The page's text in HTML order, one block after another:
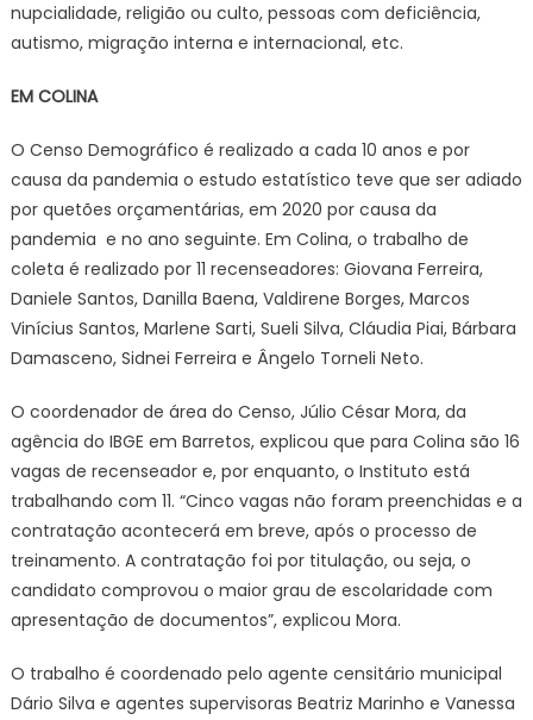
nupcialidade, religião ou culto, pessoas com deficiência,
autismo, migração interna e internacional, etc.
EM COLINA
O Censo Demográfico é realizado a cada 10 anos e por
causa da pandemia o estudo estatístico teve que ser adiado
por quetões orçamentárias, em 2020 por causa da
pandemia e no ano seguinte. Em Colina, o trabalho de
coleta é realizado por 11 recenseadores: Giovana Ferreira,
Daniele Santos, Danilla Baena, Valdirene Borges, Marcos
Vinícius Santos, Marlene Sarti, Sueli Silva, Cláudia Piai, Bárbara
Damasceno, Sidnei Ferreira e Ângelo Torneli Neto.
O coordenador de área do Censo, Júlio César Mora, da
agência do IBGE em Barretos, explicou que para Colina são 16
vagas de recenseador e, por enquanto, o Instituto está
trabalhando com 11. “Cinco vagas não foram preenchidas e a
contratação acontecerá em breve, após o processo de
treinamento. A contratação foi por titulação, ou seja, o
candidato comprovou o maior grau de escolaridade com
apresentação de documentos”, explicou Mora.
O trabalho é coordenado pelo agente censitário municipal
Dário Silva e agentes supervisoras Beatriz Marinho e Vanessa